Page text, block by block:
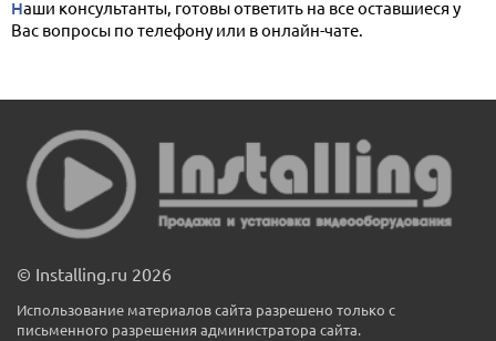
Наши консультанты, готовы ответить на все оставшиеся у
Вас вопросы по телефону или в онлайн-чате.
© Installing.ru 2026
Использование материалов сайта разрешено только с
письменного разрешения администратора сайта.